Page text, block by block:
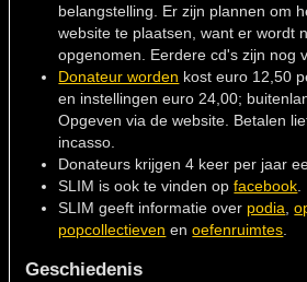
belangstelling. Er zijn plannen om
website te plaatsen, want er wordt
opgenomen. Eerdere cd's zijn nog
Donateur worden kost euro 12,50
en instellingen euro 24,00;
Opgeven via de website. Betalen
incasso.
Donateurs krijgen 4 keer per jaar
SLIM is ook te vinden opfacebook
SLIM geeft informatie over podia ,
popcollectieven enoefenruimtes
Geschiedenis